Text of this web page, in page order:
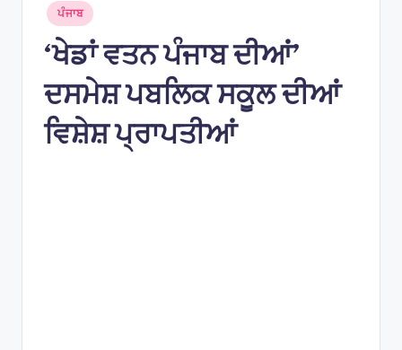
a
bi
Posted
in
ਪੰਜਾਬ
‘ਖੇਡਾਂ ਵਤਨ ਪੰਜਾਬ ਦੀਆਂ’
ਦਸਮੇਸ਼ ਪਬਲਿਕ ਸਕੂਲ ਦੀਆਂ
ਵਿਸ਼ੇਸ਼ ਪ੍ਰਾਪਤੀਆਂ